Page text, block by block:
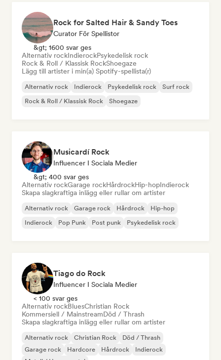
Rock for Salted Hair & Sandy Toes
Curator För Spellistor
&gt; 1600 svar ges
Alternativ rockIndierockPsykedelisk rock
Rock & Roll / Klassisk RockShoegaze
Lägg till artister i min(a) Spotify-spellista(r)
Alternativ rock Indierock Psykedelisk rock
Surf rock
Rock & Roll / Klassisk Rock
Shoegaze
Musicardí Rock
Influencer I Sociala Medier
&gt; 400 svar ges
Alternativ rockGarage rockHårdrockHip-hopIndierock
Skapa slagkraftiga inlägg eller rullar om artister
Alternativ rock Garage rock Hårdrock
Hip-hop
Indierock
Pop Punk Post punk Psykedelisk rock
Tiago do Rock
Influencer I Sociala Medier
< 100 svar ges
Alternativ rockBluesChristian Rock
Kommersiell / MainstreamDöd / Thrash
Skapa slagkraftiga inlägg eller rullar om artister
Alternativ rock Christian Rock
Död / Thrash
Garage rock
Hardcore Hårdrock
Indierock